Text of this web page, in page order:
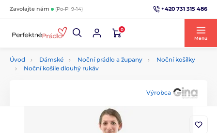
Zavolajte nám (Po-Pi 9-14) +420 731 315 486
0
Menu
Úvod Dámské Noční prádlo a župany
Noční košilky
Noční košile dlouhý rukáv
Výrobca